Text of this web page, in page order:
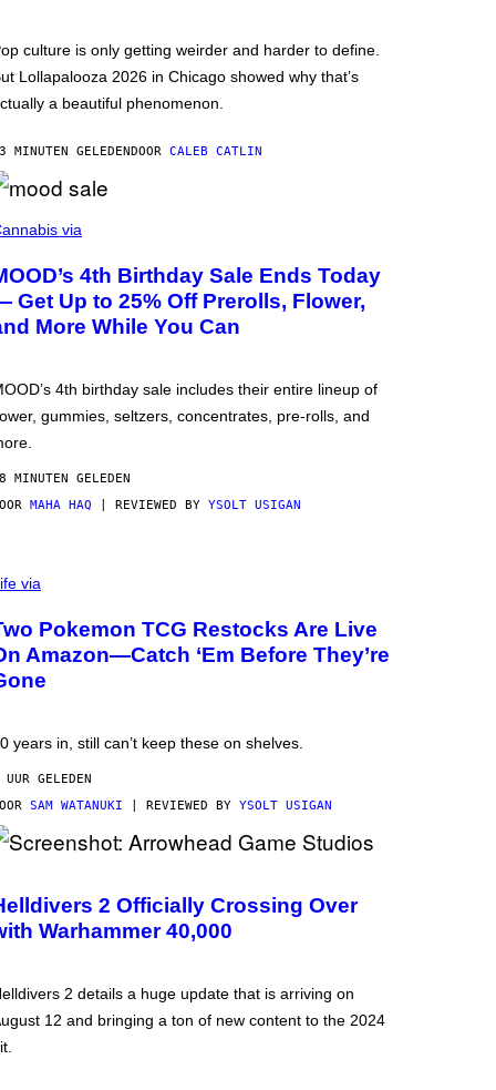
culture is only getting weirder and harder to define.
Lollapalooza 2026 in Chicago showed why that’s
a beautiful phenomenon.
MINUTEN GELEDEN DOOR CALEB CATLIN
via
4th Birthday Sale Ends Today
Get Up to 25% Off Prerolls, Flower,
More While You Can
4th birthday sale includes their entire lineup of
gummies, seltzers, concentrates, pre-rolls, and
MINUTEN GELEDEN
MAHA HAQ | REVIEWED BY YSOLT USIGAN
via
Pokemon TCG Restocks Are Live
Amazon—Catch ‘Em Before They’re
years in, still can’t keep these on shelves.
UUR GELEDEN
SAM WATANUKI | REVIEWED BY YSOLT USIGAN
2 Officially Crossing Over
Warhammer 40,000
2 details a huge update that is arriving on
12 and bringing a ton of new content to the 2024